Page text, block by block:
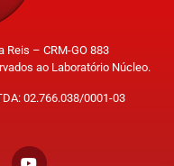
Reis – CRM-GO 883
ao Laboratório Núcleo.
02.766.038/0001-03